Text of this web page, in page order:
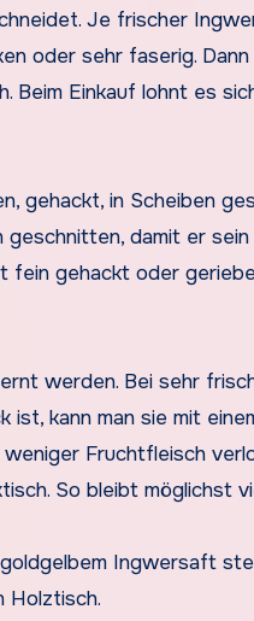
Je frischer
oder sehr faserig.
Beim Einkauf lohnt es
gehackt, in Scheiben
damit er
fein gehackt oder
werden. Bei sehr
kann man sie mit
Fruchtfleisch
So bleibt möglichst